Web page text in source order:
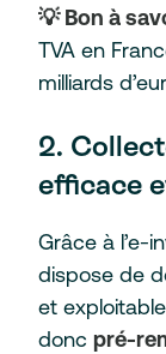
💡 Bon à
TVA en
milliards
2.
efficace
Grâce à l’e-
dispose de
et
donc pré-